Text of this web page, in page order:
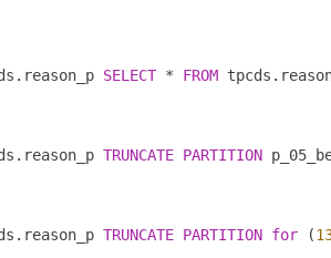
SELECT * FROM
TRUNCATE PARTITION
TRUNCATE PARTITION for (